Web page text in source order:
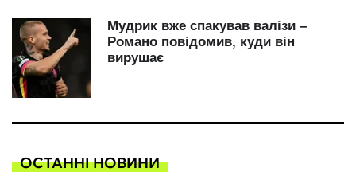
ОСТАННІ НОВИНИ